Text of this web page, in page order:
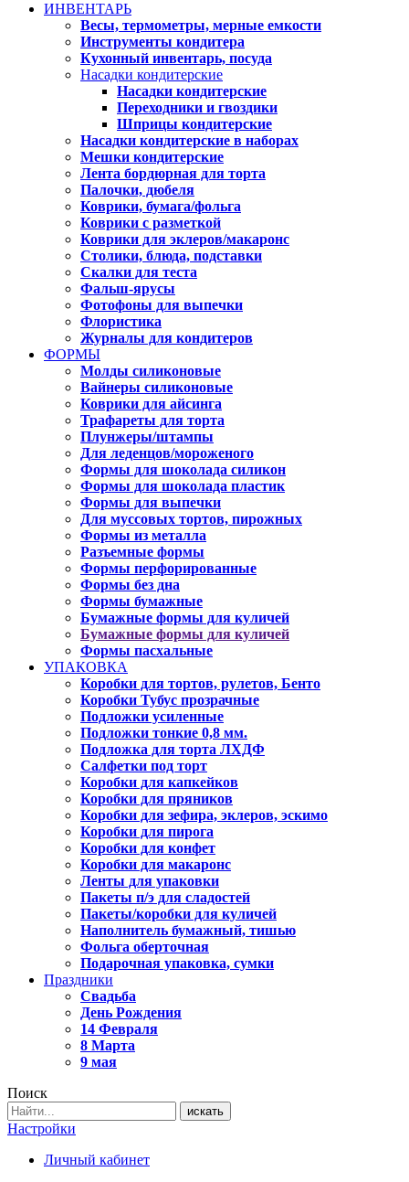
ИНВЕНТАРЬ
Весы, термометры, мерные емкости
Инструменты кондитера
Кухонный инвентарь, посуда
Насадки кондитерские
Насадки кондитерские
Переходники и гвоздики
Шприцы кондитерские
Насадки кондитерские в наборах
Мешки кондитерские
Лента бордюрная для торта
Палочки, дюбеля
Коврики, бумага/фольга
Коврики с разметкой
Коврики для эклеров/макаронс
Столики, блюда, подставки
Скалки для теста
Фальш-ярусы
Фотофоны для выпечки
Флористика
Журналы для кондитеров
ФОРМЫ
Молды силиконовые
Вайнеры силиконовые
Коврики для айсинга
Трафареты для торта
Плунжеры/штампы
Для леденцов/мороженого
Формы для шоколада силикон
Формы для шоколада пластик
Формы для выпечки
Для муссовых тортов, пирожных
Формы из металла
Разъемные формы
Формы перфорированные
Формы без дна
Формы бумажные
Бумажные формы для куличей
Бумажные формы для куличей
Формы пасхальные
УПАКОВКА
Коробки для тортов, рулетов, Бенто
Коробки Тубус прозрачные
Подложки усиленные
Подложки тонкие 0,8 мм.
Подложка для торта ЛХДФ
Салфетки под торт
Коробки для капкейков
Коробки для пряников
Коробки для зефира, эклеров, эскимо
Коробки для пирога
Коробки для конфет
Коробки для макаронс
Ленты для упаковки
Пакеты п/э для сладостей
Пакеты/коробки для куличей
Наполнитель бумажный, тишью
Фольга оберточная
Подарочная упаковка, сумки
Праздники
Свадьба
День Рождения
14 Февраля
8 Марта
9 мая
Поиск
искать
Настройки
Личный кабинет